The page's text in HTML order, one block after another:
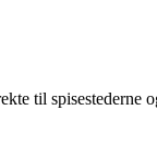
til spisestederne